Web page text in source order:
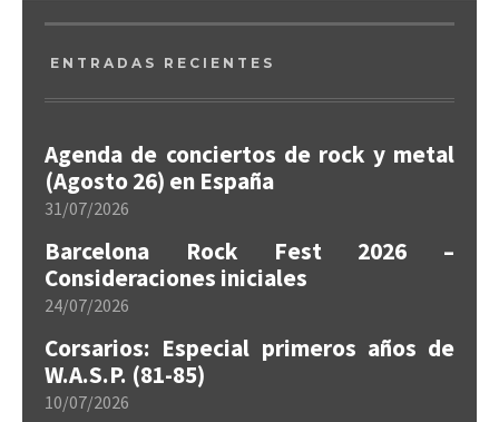
ENTRADAS RECIENTES
Agenda de conciertos de rock y metal
(Agosto 26) en España
31/07/2026
Barcelona Rock Fest 2026 –
Consideraciones iniciales
24/07/2026
Corsarios: Especial primeros años de
W.A.S.P. (81-85)
10/07/2026